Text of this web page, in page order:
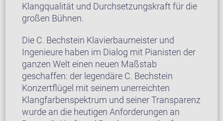
Klangqualität und Durchsetzungskraft für die
großen Bühnen.
Die C. Bechstein Klavierbaumeister und
Ingenieure haben im Dialog mit Pianisten der
ganzen Welt einen neuen Maßstab
geschaffen: der legendäre C. Bechstein
Konzertflügel mit seinem unerreichten
Klangfarbenspektrum und seiner Transparenz
wurde an die heutigen Anforderungen an